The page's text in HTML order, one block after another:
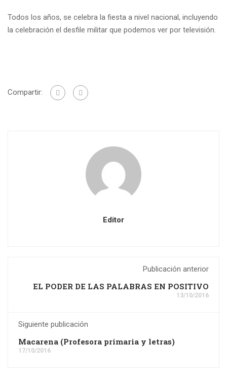
Todos los años, se celebra la fiesta a nivel nacional, incluyendo
la celebración el desfile militar que podemos ver por televisión.
Compartir:
Editor
Publicación anterior
EL PODER DE LAS PALABRAS EN POSITIVO
13/10/2016
Siguiente publicación
Macarena (Profesora primaria y letras)
17/10/2016